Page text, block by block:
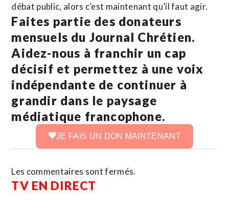
débat public, alors c’est maintenant qu’il faut agir.
Faites partie des donateurs
mensuels du Journal Chrétien.
Aidez-nous à franchir un cap
décisif et permettez à une voix
indépendante de continuer à
grandir dans le paysage
médiatique francophone.
JE FAIS UN DON MAINTENANT
Les commentaires sont fermés.
TV EN DIRECT